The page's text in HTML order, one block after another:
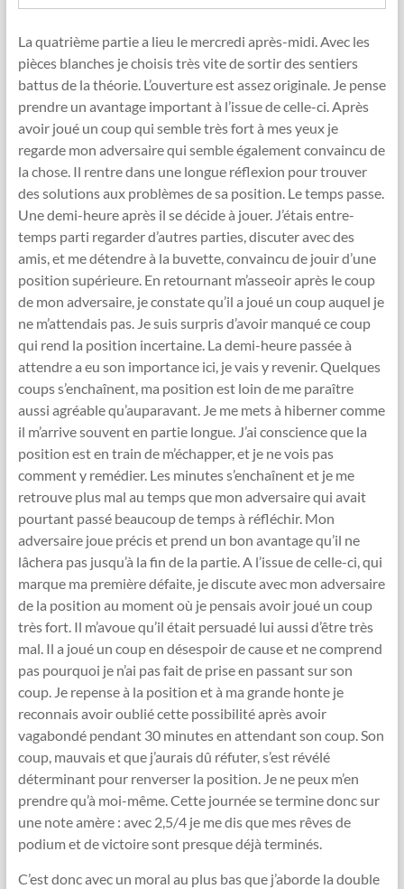
La quatrième partie a lieu le mercredi après-midi. Avec les
pièces blanches je choisis très vite de sortir des sentiers
battus de la théorie. L’ouverture est assez originale. Je pense
prendre un avantage important à l’issue de celle-ci. Après
avoir joué un coup qui semble très fort à mes yeux je
regarde mon adversaire qui semble également convaincu de
la chose. Il rentre dans une longue réflexion pour trouver
des solutions aux problèmes de sa position. Le temps passe.
Une demi-heure après il se décide à jouer. J’étais entre-
temps parti regarder d’autres parties, discuter avec des
amis, et me détendre à la buvette, convaincu de jouir d’une
position supérieure. En retournant m’asseoir après le coup
de mon adversaire, je constate qu’il a joué un coup auquel je
ne m’attendais pas. Je suis surpris d’avoir manqué ce coup
qui rend la position incertaine. La demi-heure passée à
attendre a eu son importance ici, je vais y revenir. Quelques
coups s’enchaînent, ma position est loin de me paraître
aussi agréable qu’auparavant. Je me mets à hiberner comme
il m’arrive souvent en partie longue. J’ai conscience que la
position est en train de m’échapper, et je ne vois pas
comment y remédier. Les minutes s’enchaînent et je me
retrouve plus mal au temps que mon adversaire qui avait
pourtant passé beaucoup de temps à réfléchir. Mon
adversaire joue précis et prend un bon avantage qu’il ne
lâchera pas jusqu’à la fin de la partie. A l’issue de celle-ci, qui
marque ma première défaite, je discute avec mon adversaire
de la position au moment où je pensais avoir joué un coup
très fort. Il m’avoue qu’il était persuadé lui aussi d’être très
mal. Il a joué un coup en désespoir de cause et ne comprend
pas pourquoi je n’ai pas fait de prise en passant sur son
coup. Je repense à la position et à ma grande honte je
reconnais avoir oublié cette possibilité après avoir
vagabondé pendant 30 minutes en attendant son coup. Son
coup, mauvais et que j’aurais dû réfuter, s’est révélé
déterminant pour renverser la position. Je ne peux m’en
prendre qu’à moi-même. Cette journée se termine donc sur
une note amère : avec 2,5/4 je me dis que mes rêves de
podium et de victoire sont presque déjà terminés.
C’est donc avec un moral au plus bas que j’aborde la double